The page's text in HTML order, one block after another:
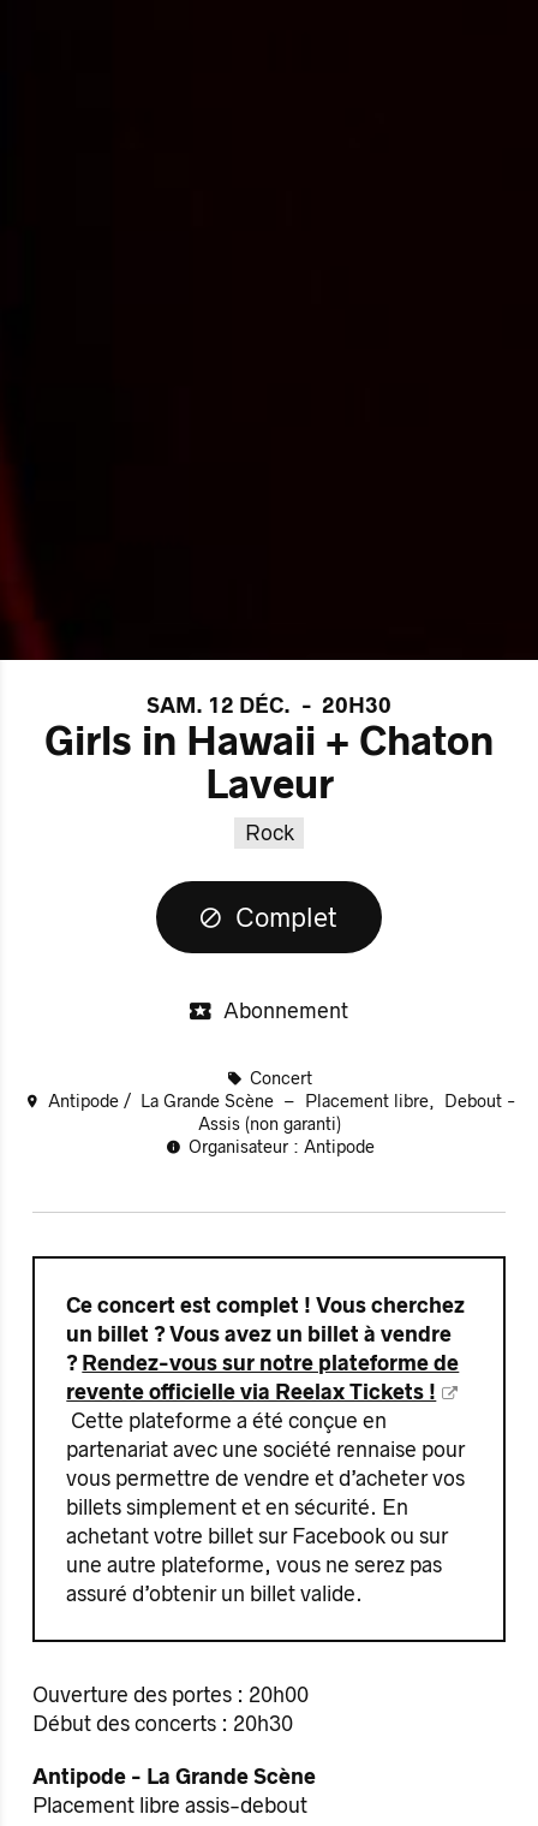
SAM. 12 DÉC. - 20H30
Girls in Hawaii + Chaton
Laveur
Rock
Complet
Abonnement
Concert
Antipode
La Grande Scène Placement libre
Debout -
Assis (non garanti)
Organisateur : Antipode
Ce concert est complet ! Vous cherchez
un billet ? Vous avez un billet à vendre
? Rendez-vous sur notre plateforme de
revente officielle via Reelax Tickets !
Cette plateforme a été conçue en
partenariat avec une société rennaise pour
vous permettre de vendre et d’acheter vos
billets simplement et en sécurité. En
achetant votre billet sur Facebook ou sur
une autre plateforme, vous ne serez pas
assuré d’obtenir un billet valide.
Ouverture des portes : 20h00
Début des concerts : 20h30
Antipode - La Grande Scène
Placement libre assis-debout